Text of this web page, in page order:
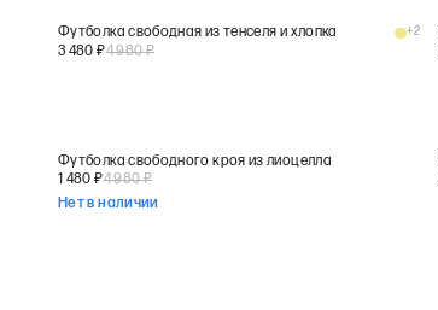
Футболка свободная из тенселя и хлопка
3 480 ₽4 980₽
+2
Футболка свободного кроя из лиоцелла
1 480 ₽4 980₽
Нет в наличии